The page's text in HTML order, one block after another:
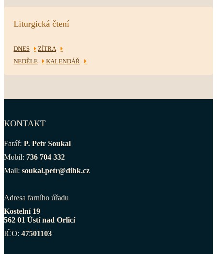
Liturgická čtení
DNES
ZÍTRA
NEDĚLE
KALENDÁŘ
KONTAKT
Farář: P. Petr Soukal
Mobil: 736 704 332
Mail: soukal.petr@dihk.cz
Adresa farního úřadu
Kostelní 19
562 01 Ústí nad Orlicí
IČO: 47501103